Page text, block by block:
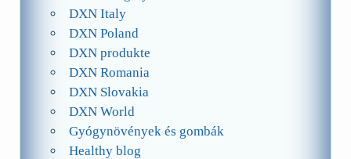
DXN Italy
DXN Poland
DXN produkte
DXN Romania
DXN Slovakia
DXN World
Gyógynövények és gombák
Healthy blog